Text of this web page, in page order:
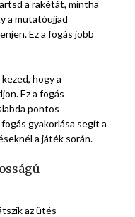
a rakétát, mintha
a mutatóujjad
Ez a fogás jobb
hogy a
Ez a fogás
pontos
gyakorlása segít a
a játék során.
az ütés